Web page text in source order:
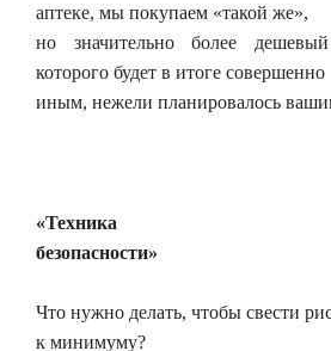
аптеке, мы покупаем «такой же»,
но значительно более
которого будет в итоге совершенно
иным, нежели планировалось
«Техника
безопасности»
Что нужно делать, чтобы свести
к минимуму?